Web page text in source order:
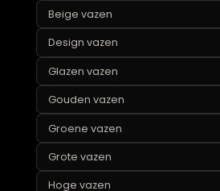
Katoenen plaids
Luxe plaids
Zwarte plaids
Potten & vazen
Beige vazen